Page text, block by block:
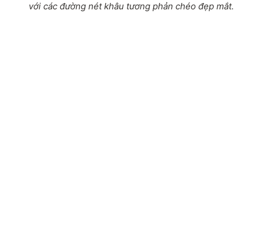
với các đường nét khâu tương phản chéo đẹp mắt.